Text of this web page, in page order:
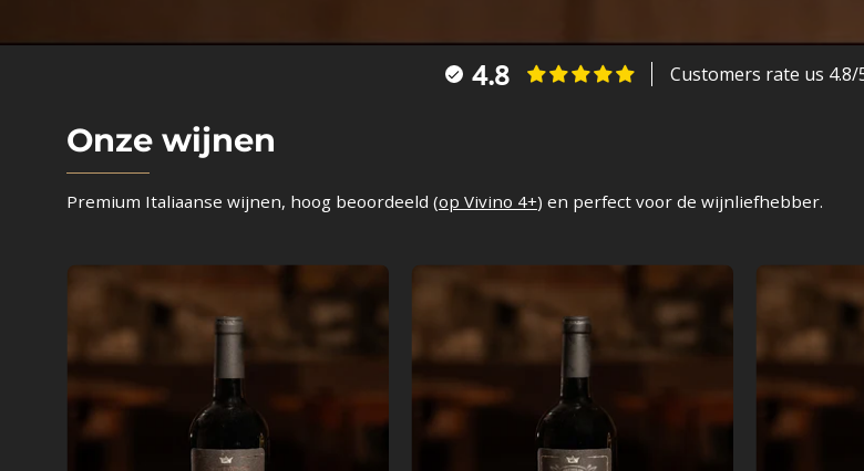
4.8 Customers rate us 4.8/
Onze wijnen
Premium Italiaanse wijnen, hoog beoordeeld (op Vivino 4+) en perfect voor de wijnliefhebber.